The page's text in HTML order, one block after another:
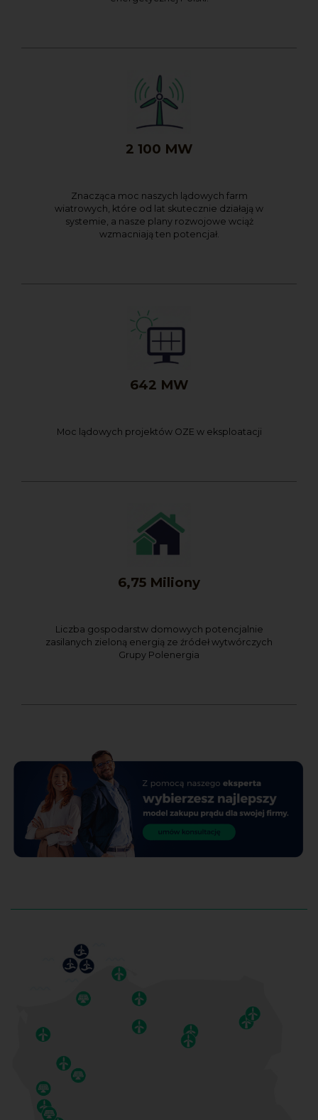
2 100 MW
Znacząca moc naszych lądowych farm
wiatrowych, które od lat skutecznie działają w
systemie, a nasze plany rozwojowe wciąż
wzmacniają ten potencjał.
642 MW
Moc lądowych projektów OZE w eksploatacji
6,75 Miliony
Liczba gospodarstw domowych potencjalnie
zasilanych zieloną energią ze źródeł wytwórczych
Grupy Polenergia